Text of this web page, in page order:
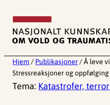
innhold
Hjem / Publikasjoner / Å leve
Stressreaksjoner og
Tema: Katastrofer,